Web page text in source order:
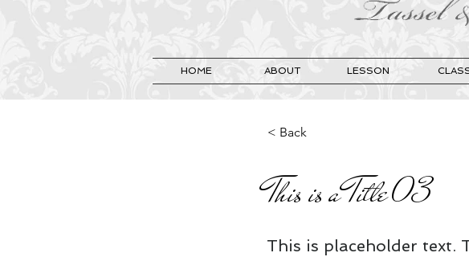
HOME ABOUT LESSON
< Back
This is a Title 03
This is placeholder text.